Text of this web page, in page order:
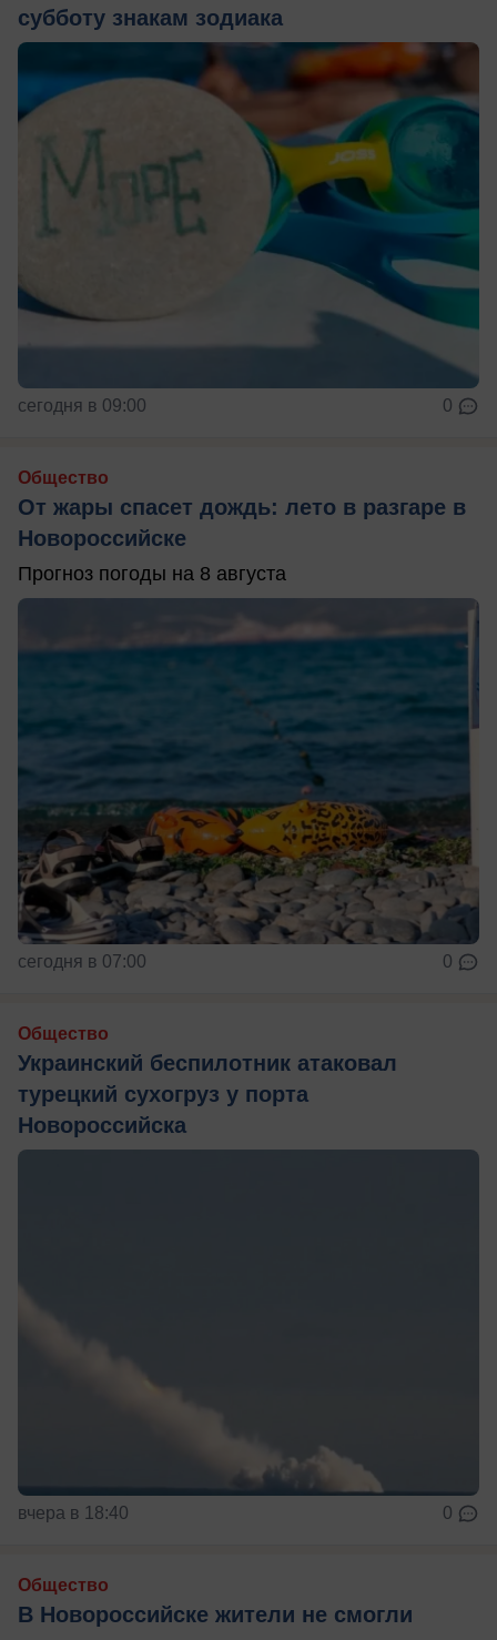
субботу знакам зодиака
сегодня в 09:00 0
Общество
От жары спасет дождь: лето в разгаре в
Новороссийске
Прогноз погоды на 8 августа
сегодня в 07:00 0
Общество
Украинский беспилотник атаковал
турецкий сухогруз у порта
Новороссийска
вчера в 18:40 0
Общество
В Новороссийске жители не смогли